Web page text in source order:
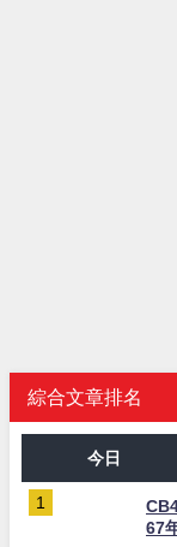
綜合文章排名
今日
67